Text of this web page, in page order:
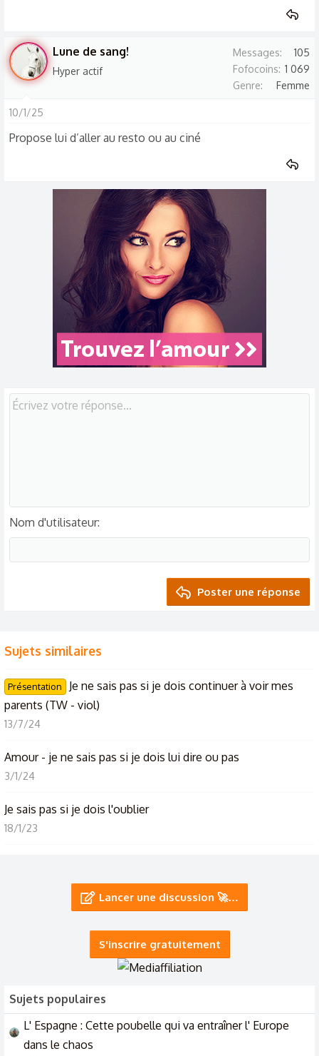
Lune de sang!
Hyper actif
Messages
105
Fofocoins 1 069
Genre
Femme
10/1/25
Propose lui d’aller au resto ou au ciné
Nom d'utilisateur
Poster une réponse
Sujets similaires
Présentation
Je ne sais pas si je dois continuer à voir mes
parents (TW - viol)
13/7/24
Amour - je ne sais pas si je dois lui dire ou pas
3/1/24
Je sais pas si je dois l'oublier
18/1/23
Help please je sais pas quoi faire
Lancer une discussion 🚀…
S'inscrire gratuitement
Sujets populaires
L' Espagne : Cette poubelle qui va entraîner l' Europe
dans le chaos